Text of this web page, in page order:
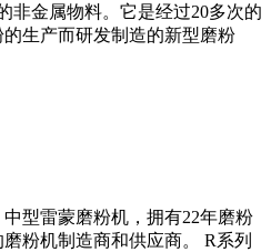
非金属物料。它是经过20多次的
生产而研发制造的新型磨粉
型雷蒙磨粉机，拥有22年磨粉
粉机制造商和供应商。 R系列